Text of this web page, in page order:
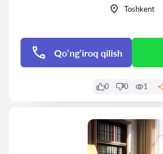
Toshkent
Qo‘ng‘iroq qilish
0 0 1